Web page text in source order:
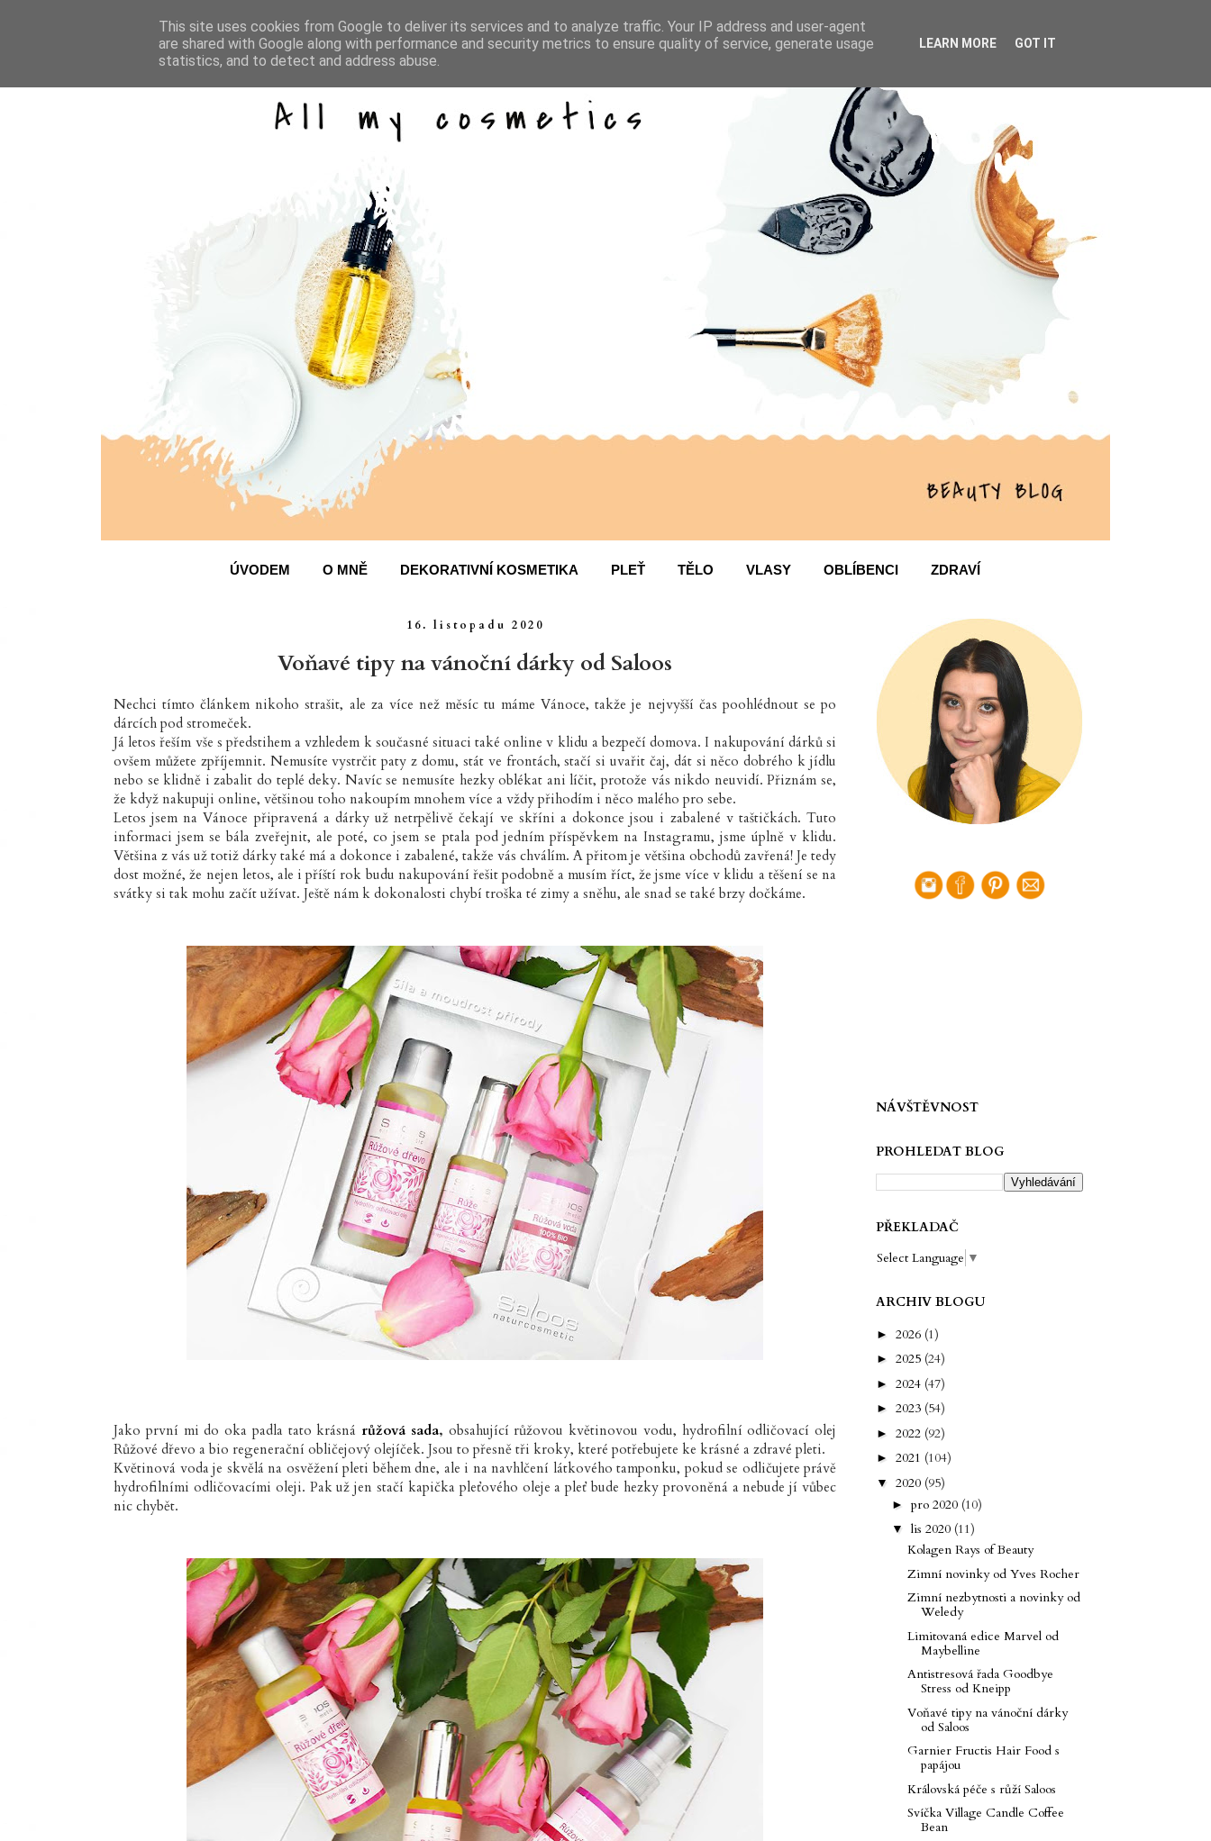
ÚVODEM O MNĚ DEKORATIVNÍ KOSMETIKA PLEŤ TĚLO VLASY OBLÍBENCI ZDRAVÍ
16. listopadu 2020
Voňavé tipy na vánoční dárky od Saloos
Nechci tímto článkem nikoho strašit, ale za více než měsíc tu máme Vánoce, takže je nejvyšší čas poohlédnout se po
dárcích pod stromeček.
Já letos řeším vše s předstihem a vzhledem k současné situaci také online v klidu a bezpečí domova. I nakupování dárků si
ovšem můžete zpříjemnit. Nemusíte vystrčit paty z domu, stát ve frontách, stačí si uvařit čaj, dát si něco dobrého k jídlu
nebo se klidně i zabalit do teplé deky. Navíc se nemusíte hezky oblékat ani líčit, protože vás nikdo neuvidí. Přiznám se,
že když nakupuji online, většinou toho nakoupím mnohem více a vždy přihodím i něco malého pro sebe.
Letos jsem na Vánoce připravená a dárky už netrpělivě čekají ve skříni a dokonce jsou i zabalené v taštičkách. Tuto
informaci jsem se bála zveřejnit, ale poté, co jsem se ptala pod jedním příspěvkem na Instagramu, jsme úplně v klidu.
Většina z vás už totiž dárky také má a dokonce i zabalené, takže vás chválím. A přitom je většina obchodů zavřená! Je tedy
dost možné, že nejen letos, ale i příští rok budu nakupování řešit podobně a musím říct, že jsme více v klidu a těšení se na
svátky si tak mohu začít užívat. Ještě nám k dokonalosti chybí troška té zimy a sněhu, ale snad se také brzy dočkáme.
Jako první mi do oka padla tato krásná růžová sada, obsahující růžovou květinovou vodu, hydrofilní odličovací olej
Růžové dřevo a bio regenerační obličejový olejíček. Jsou to přesně tři kroky, které potřebujete ke krásné a zdravé pleti.
Květinová voda je skvělá na osvěžení pleti během dne, ale i na navhlčení látkového tamponku, pokud se odličujete právě
hydrofilními odličovacími oleji. Pak už jen stačí kapička pleťového oleje a pleť bude hezky provoněná a nebude jí vůbec
nic chybět.
NÁVŠTĚVNOST
PROHLEDAT BLOG
PŘEKLADAČ
Select Language ▼
ARCHIV BLOGU
► 2026 (1)
► 2025 (24)
► 2024 (47)
► 2023 (54)
► 2022 (92)
► 2021 (104)
▼ 2020 (95)
► pro 2020 (10)
▼ lis 2020 (11)
Kolagen Rays of Beauty
Zimní novinky od Yves Rocher
Zimní nezbytnosti a novinky od
Weledy
Limitovaná edice Marvel od
Maybelline
Antistresová řada Goodbye
Stress od Kneipp
Voňavé tipy na vánoční dárky
od Saloos
Garnier Fructis Hair Food s
papájou
Královská péče s růží Saloos
Svíčka Village Candle Coffee
Bean
This site uses cookies from Google to deliver its services and to analyze traffic. Your IP address and user-agent
are shared with Google along with performance and security metrics to ensure quality of service, generate usage
statistics, and to detect and address abuse.
LEARN MORE GOT IT